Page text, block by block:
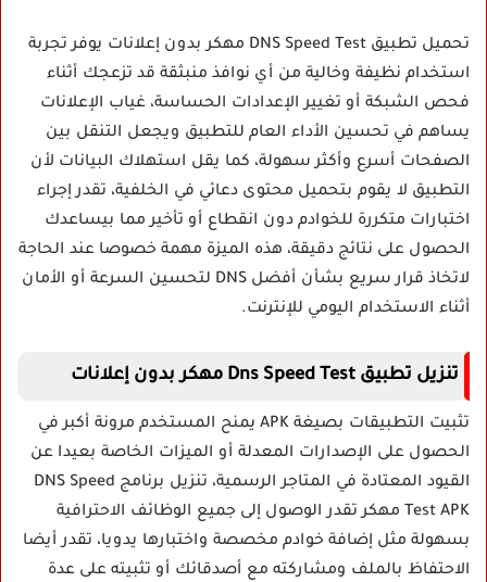
تحميل تطبيق DNS Speed Test مهكر بدون إعلانات يوفر تجربة
استخدام نظيفة وخالية من أي نوافذ منبثقة قد تزعجك أثناء
فحص الشبكة أو تغيير الإعدادات الحساسة، غياب الإعلانات
يساهم في تحسين الأداء العام للتطبيق ويجعل التنقل بين
الصفحات أسرع وأكثر سهولة، كما يقل استهلاك البيانات لأن
التطبيق لا يقوم بتحميل محتوى دعائي في الخلفية، تقدر إجراء
اختبارات متكررة للخوادم دون انقطاع أو تأخير مما بيساعدك
الحصول على نتائج دقيقة، هذه الميزة مهمة خصوصا عند الحاجة
لاتخاذ قرار سريع بشأن أفضل DNS لتحسين السرعة أو الأمان
أثناء الاستخدام اليومي للإنترنت.
تنزيل تطبيق Dns Speed Test مهكر بدون إعلانات
تثبيت التطبيقات بصيغة APK يمنح المستخدم مرونة أكبر في
الحصول على الإصدارات المعدلة أو الميزات الخاصة بعيدا عن
القيود المعتادة في المتاجر الرسمية، تنزيل برنامج DNS Speed
Test APK مهكر تقدر الوصول إلى جميع الوظائف الاحترافية
بسهولة مثل إضافة خوادم مخصصة واختبارها يدويا، تقدر أيضا
الاحتفاظ بالملف ومشاركته مع أصدقائك أو تثبيته على عدة